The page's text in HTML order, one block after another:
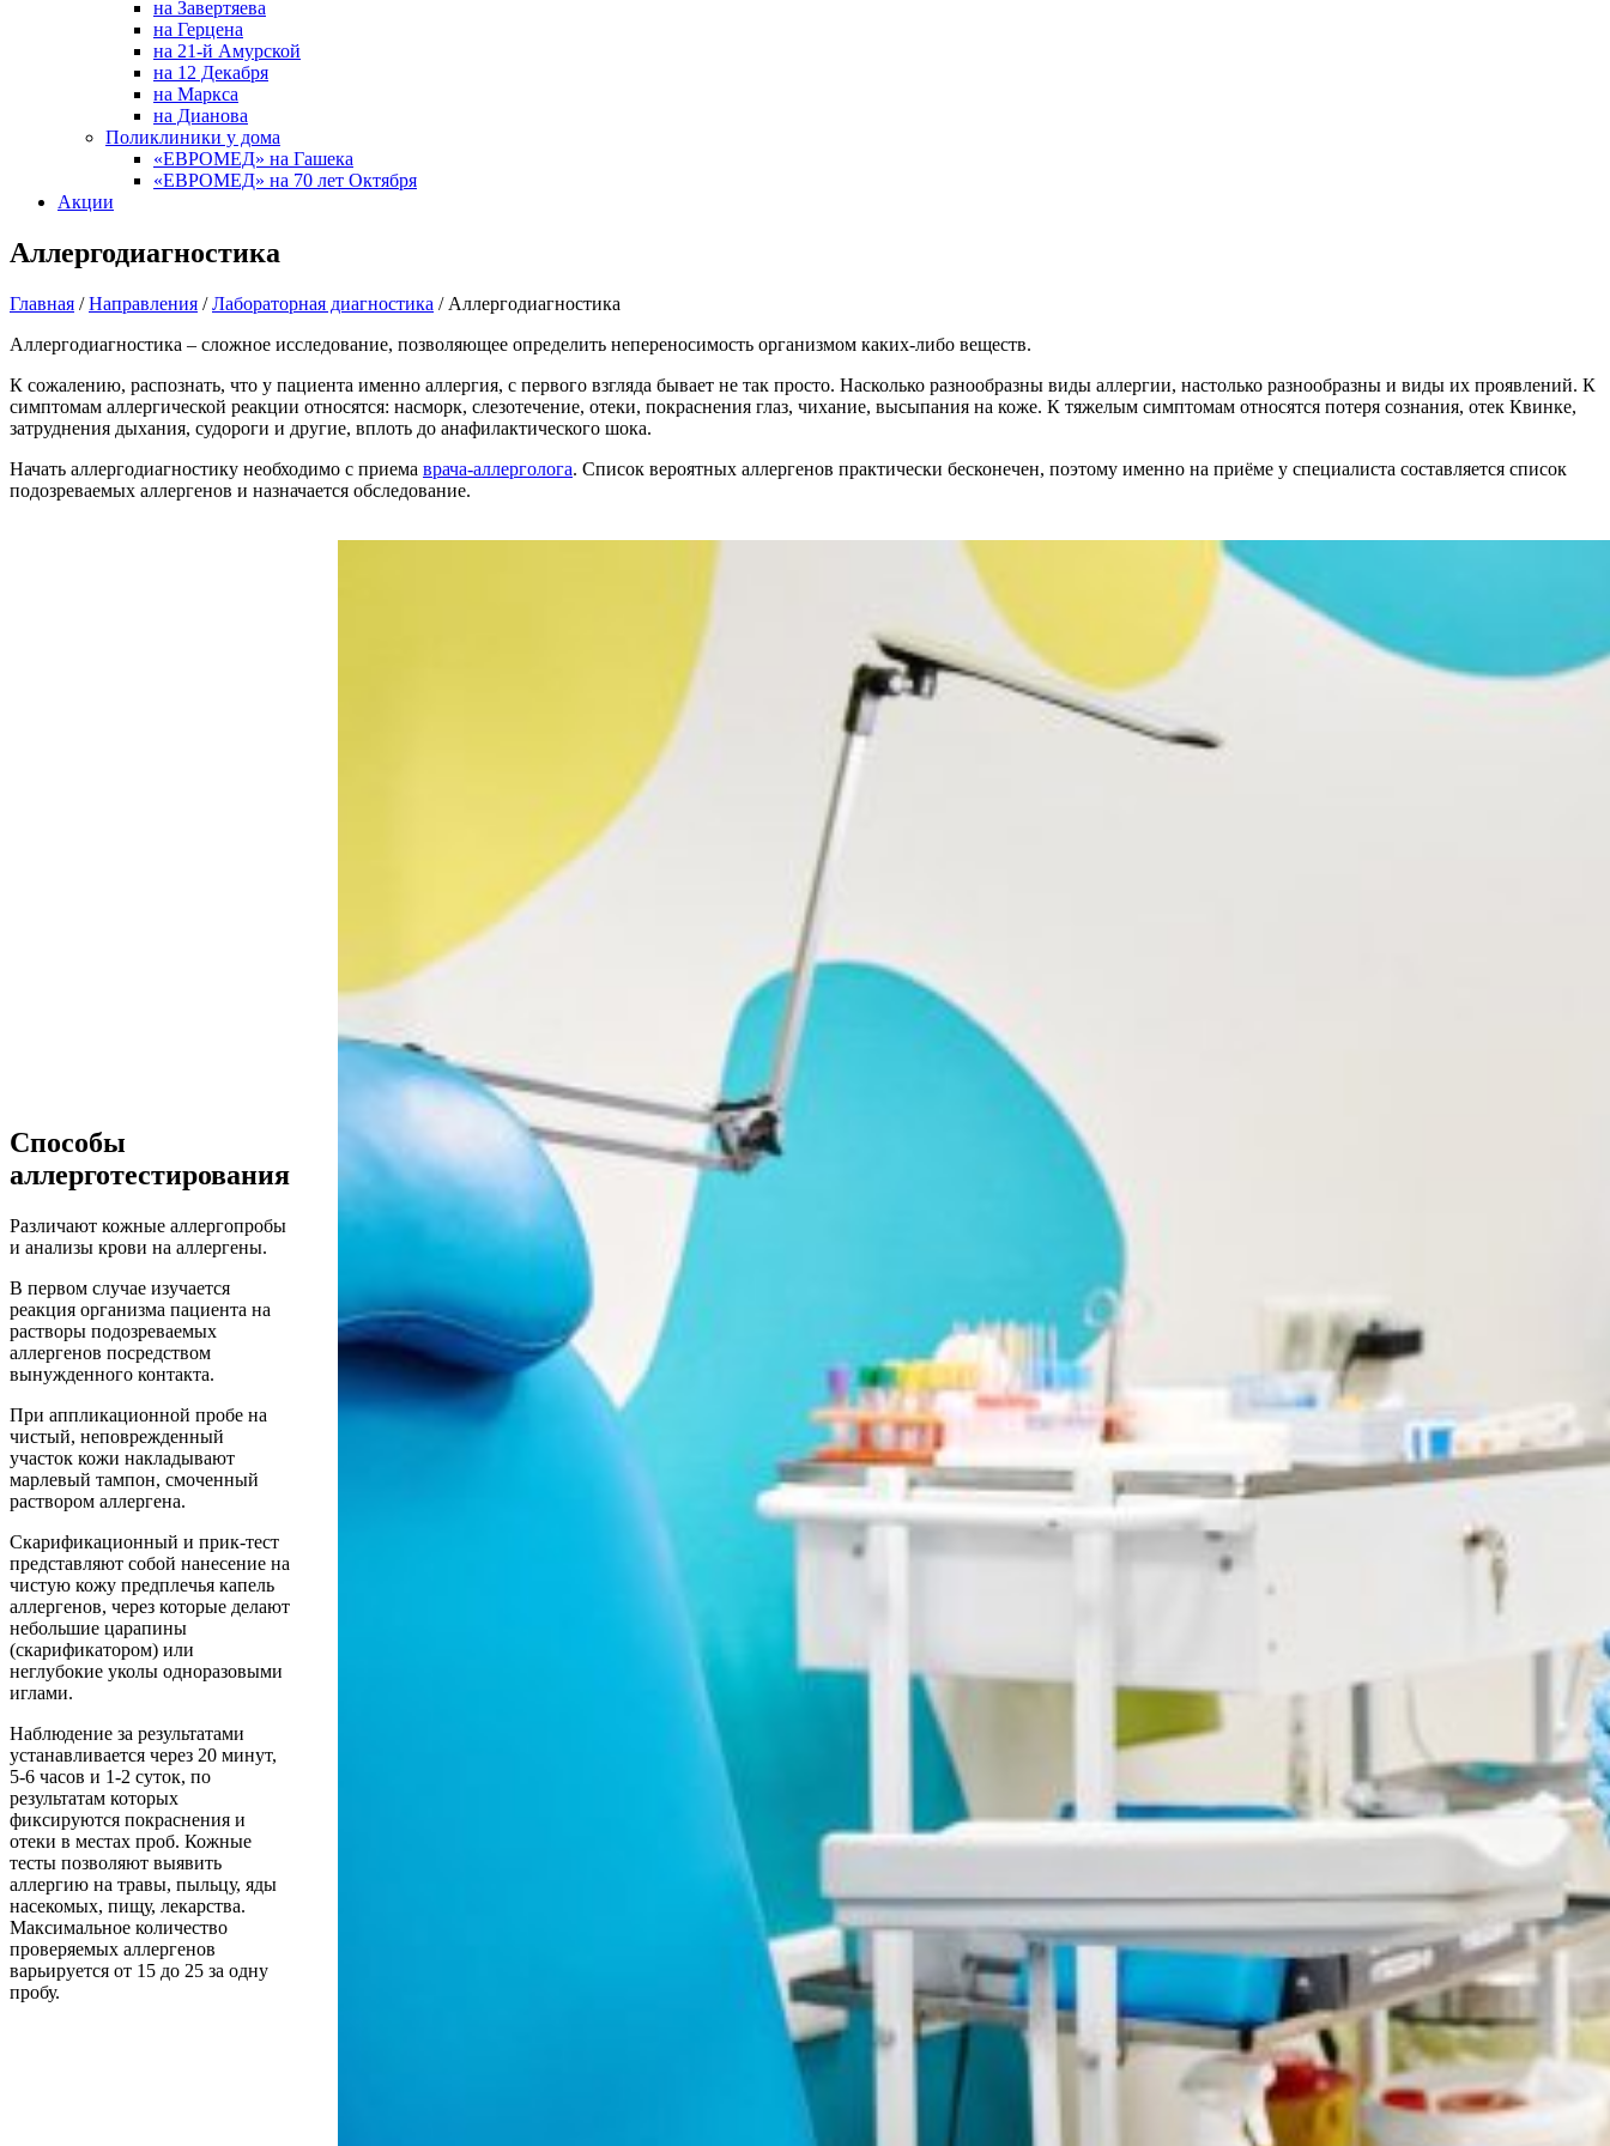
на Завертяева
на Герцена
на 21-й Амурской
на 12 Декабря
на Маркса
на Дианова
Поликлиники у дома
«ЕВРОМЕД» на Гашека
«ЕВРОМЕД» на 70 лет Октября
Акции
Аллергодиагностика
Главная /Направления /Лабораторная диагностика / Аллергодиагностика
Аллергодиагностика – сложное исследование, позволяющее определить непереносимость организмом каких-либо веществ.
К сожалению, распознать, что у пациента именно аллергия, с первого взгляда бывает не так просто. Насколько разнообразны виды аллергии, настолько разнообразны и виды их проявлений. К
симптомам аллергической реакции относятся: насморк, слезотечение, отеки, покраснения глаз, чихание, высыпания на коже. К тяжелым симптомам относятся потеря сознания, отек Квинке,
затруднения дыхания, судороги и другие, вплоть до анафилактического шока.
Начать аллергодиагностику необходимо с приема врача-аллерголога. Список вероятных аллергенов практически бесконечен, поэтому именно на приёме у специалиста составляется список
подозреваемых аллергенов и назначается обследование.
Способы
аллерготестирования
Различают кожные аллергопробы
и анализы крови на аллергены.
В первом случае изучается
реакция организма пациента на
растворы подозреваемых
аллергенов посредством
вынужденного контакта.
При аппликационной пробе на
чистый, неповрежденный
участок кожи накладывают
марлевый тампон, смоченный
раствором аллергена.
Скарификационный и прик-тест
представляют собой нанесение на
чистую кожу предплечья капель
аллергенов, через которые делают
небольшие царапины
(скарификатором) или
неглубокие уколы одноразовыми
иглами.
Наблюдение за результатами
устанавливается через 20 минут,
5-6 часов и 1-2 суток, по
результатам которых
фиксируются покраснения и
отеки в местах проб. Кожные
тесты позволяют выявить
аллергию на травы, пыльцу, яды
насекомых, пищу, лекарства.
Максимальное количество
проверяемых аллергенов
варьируется от 15 до 25 за одну
пробу.